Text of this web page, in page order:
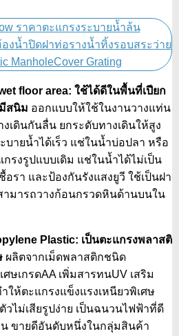
floor area: ใช้ได้ดีในพื้นที่เปียก
สนิม ออกแบบให้ใช้ในงานวางแท่น
เดินกันลื่น ยกระดับทางเดินให้สูง
บายน้ำได้เร็ว แช่ในน้ำบ่อปลา หรือ
รงรูปแบบเดิม แช่ในน้ำได้ไม่เป็น
รา และป้องกันรังแสงยูวี ใช้เป็นฝา
ามารถวางก้อนกรวดหินด้านบนใน
Plastic: เป็นตะแกรงพลาสติ
ผลิตจากเม็ดพลาสติกชนิด
ษเกรดAA เพิ่มสารทนUV เสริม
ให้ตะแกรงแข็งแรงเหนียวพิเศษ
ไม่เสียรูปง่าย เป็นฉนวนไฟฟ้าที่ดี
น ขายดีอันดับหนึ่งในกลุ่มสินค้า